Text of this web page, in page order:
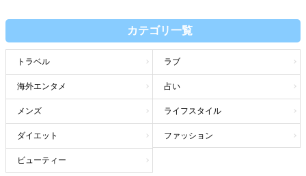
カテゴリ一覧
トラベル ラブ
海外エンタメ 占い
メンズ ライフスタイル
ダイエット ファッション
ビューティー